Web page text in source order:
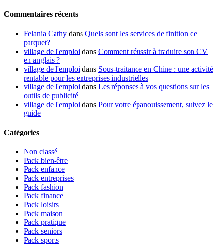
Commentaires récents
Felania Cathy dans Quels sont les services de finition de
parquet?
village de l'emploi dans Comment réussir à traduire son CV
en anglais ?
village de l'emploi dans Sous-traitance en Chine : une activité
rentable pour les entreprises industrielles
village de l'emploi dans Les réponses à vos questions sur les
outils de publicité
village de l'emploi dans Pour votre épanouissement, suivez le
guide
Catégories
Non classé
Pack bien-être
Pack enfance
Pack entreprises
Pack fashion
Pack finance
Pack loisirs
Pack maison
Pack pratique
Pack seniors
Pack sports